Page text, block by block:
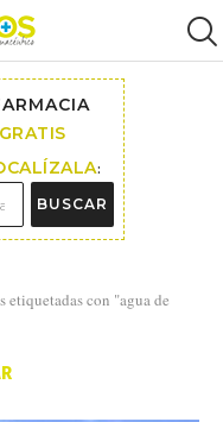
:
BUSCAR
etiquetadas con "agua de